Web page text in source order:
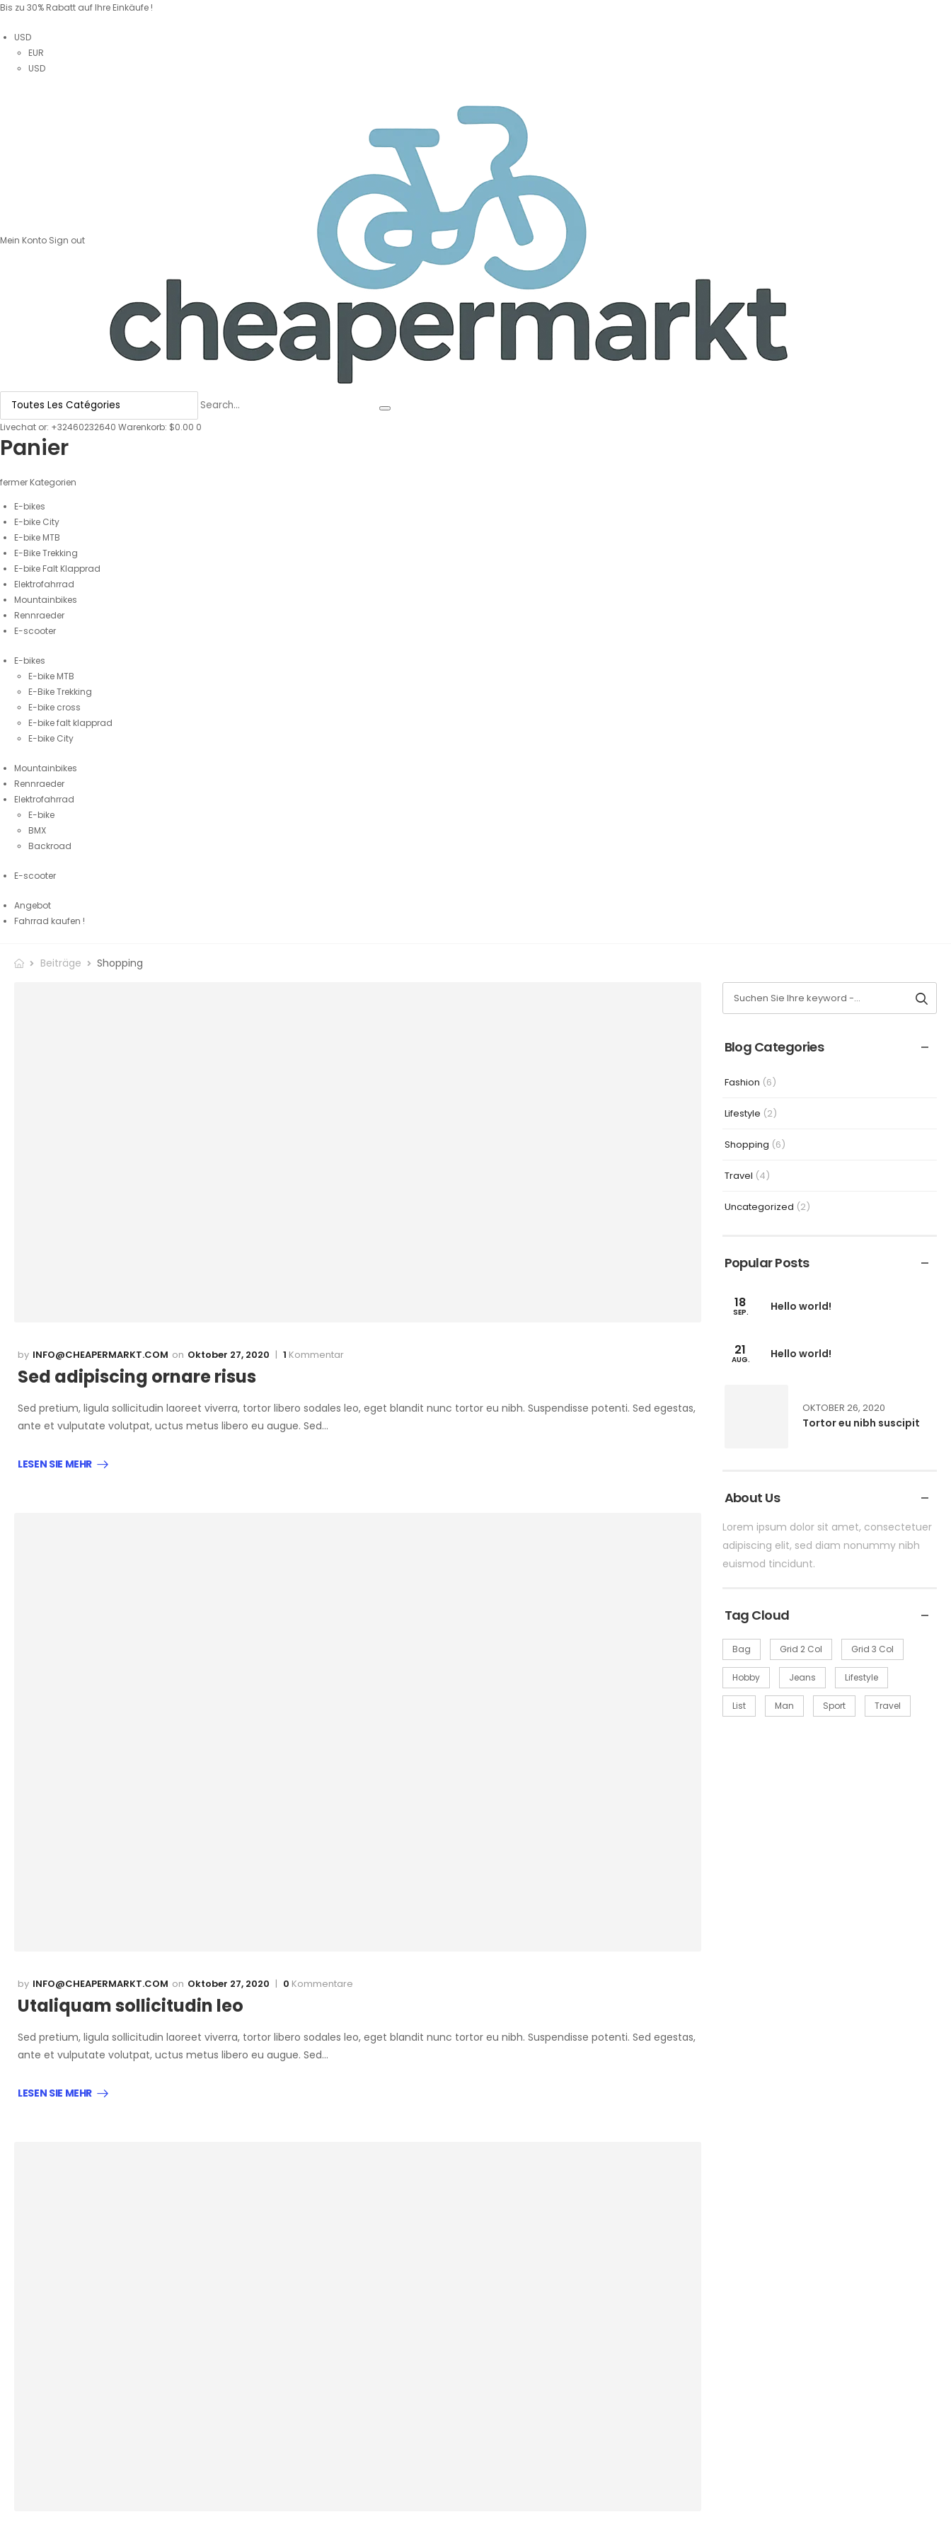
Bis zu 30% Rabatt auf Ihre Einkäufe !
USD
EUR
USD
Mein Konto Sign out
Livechat or: +32460232640 Warenkorb: $0.00 0
Panier
fermer Kategorien
E-bikes
E-bike City
E-bike MTB
E-Bike Trekking
E-bike Falt Klapprad
Elektrofahrrad
Mountainbikes
Rennraeder
E-scooter
E-bikes
E-bike MTB
E-Bike Trekking
E-bike cross
E-bike falt klapprad
E-bike City
Mountainbikes
Rennraeder
Elektrofahrrad
E-bike
BMX
Backroad
E-scooter
Angebot
Fahrrad kaufen !
Beiträge Shopping
INFO@CHEAPERMARKT.COM Oktober 27, 2020 1 Kommentar
Sed adipiscing ornare risus
Sed pretium, ligula sollicitudin laoreet viverra, tortor libero sodales leo, eget blandit nunc tortor eu nibh. Suspendisse potenti. Sed egestas,
ante et vulputate volutpat, uctus metus libero eu augue. Sed…
LESEN SIE MEHR
INFO@CHEAPERMARKT.COM Oktober 27, 2020 0 Kommentare
Utaliquam sollicitudin leo
Sed pretium, ligula sollicitudin laoreet viverra, tortor libero sodales leo, eget blandit nunc tortor eu nibh. Suspendisse potenti. Sed egestas,
ante et vulputate volutpat, uctus metus libero eu augue. Sed…
LESEN SIE MEHR
Blog Categories
Fashion (6)
Lifestyle (2)
Shopping (6)
Travel (4)
Uncategorized (2)
Popular Posts
18
SEP. Hello world!
21
AUG. Hello world!
OKTOBER 26, 2020
Tortor eu nibh suscipit
About Us
Lorem ipsum dolor sit amet, consectetuer
adipiscing elit, sed diam nonummy nibh
euismod tincidunt.
Tag Cloud
Bag Grid 2 Col Grid 3 Col
Hobby Jeans Lifestyle
List Man Sport Travel